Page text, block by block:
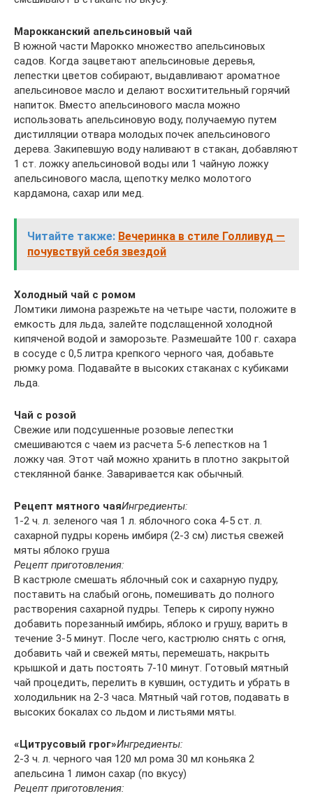
Марокканский апельсиновый чай
В южной части Марокко множество апельсиновых
садов. Когда зацветают апельсиновые деревья,
лепестки цветов собирают, выдавливают ароматное
апельсиновое масло и делают восхитительный горячий
напиток. Вместо апельсинового масла можно
использовать апельсиновую воду, получаемую путем
дистилляции отвара молодых почек апельсинового
дерева. Закипевшую воду наливают в стакан, добавляют
1 ст. ложку апельсиновой воды или 1 чайную ложку
апельсинового масла, щепотку мелко молотого
кардамона, сахар или мед.
Читайте также: Вечеринка в стиле Голливуд —
почувствуй себя звездой
Холодный чай с ромом
Ломтики лимона разрежьте на четыре части, положите в
емкость для льда, залейте подслащенной холодной
кипяченой водой и заморозьте. Размешайте 100 г. сахара
в сосуде с 0,5 литра крепкого черного чая, добавьте
рюмку рома. Подавайте в высоких стаканах с кубиками
льда.
Чай с розой
Свежие или подсушенные розовые лепестки
смешиваются с чаем из расчета 5-6 лепестков на 1
ложку чая. Этот чай можно хранить в плотно закрытой
стеклянной банке. Заваривается как обычный.
Рецепт мятного чаяИнгредиенты:
1-2 ч. л. зеленого чая 1 л. яблочного сока 4-5 ст. л.
сахарной пудры корень имбиря (2-3 см) листья свежей
мяты яблоко груша
Рецепт приготовления:
В кастрюле смешать яблочный сок и сахарную пудру,
поставить на слабый огонь, помешивать до полного
растворения сахарной пудры. Теперь к сиропу нужно
добавить порезанный имбирь, яблоко и грушу, варить в
течение 3-5 минут. После чего, кастрюлю снять с огня,
добавить чай и свежей мяты, перемешать, накрыть
крышкой и дать постоять 7-10 минут. Готовый мятный
чай процедить, перелить в кувшин, остудить и убрать в
холодильник на 2-3 часа. Мятный чай готов, подавать в
высоких бокалах со льдом и листьями мяты.
«Цитрусовый грог»Ингредиенты:
2-3 ч. л. черного чая 120 мл рома 30 мл коньяка 2
апельсина 1 лимон сахар (по вкусу)
Рецепт приготовления: